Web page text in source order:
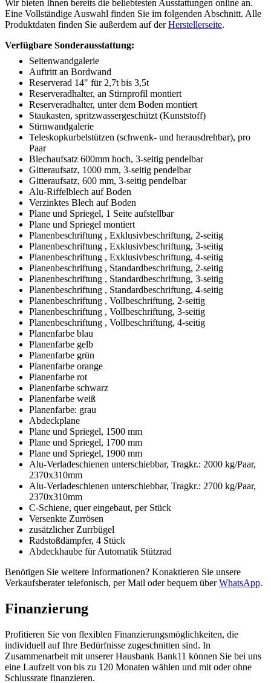
Wir bieten Ihnen bereits die beliebtesten Ausstattungen online an.
Eine Vollständige Auswahl finden Sie im folgenden Abschnitt. Alle
Produktdaten finden Sie außerdem auf derHerstellerseite.
Verfügbare Sonderausstattung:
Seitenwandgalerie
Auftritt an Bordwand
Reserverad 14" für 2,7t bis 3,5t
Reserveradhalter, an Stirnprofil montiert
Reserveradhalter, unter dem Boden montiert
Staukasten, spritzwassergeschützt (Kunststoff)
Stirnwandgalerie
Teleskopkurbelstützen (schwenk- und herausdrehbar), pro
Paar
Blechaufsatz 600mm hoch, 3-seitig pendelbar
Gitteraufsatz, 1000 mm, 3-seitig pendelbar
Gitteraufsatz, 600 mm, 3-seitig pendelbar
Alu-Riffelblech auf Boden
Verzinktes Blech auf Boden
Plane und Spriegel, 1 Seite aufstellbar
Plane und Spriegel montiert
Planenbeschriftung , Exklusivbeschriftung, 2-seitig
Planenbeschriftung , Exklusivbeschriftung, 3-seitig
Planenbeschriftung , Exklusivbeschriftung, 4-seitig
Planenbeschriftung , Standardbeschriftung, 2-seitig
Planenbeschriftung , Standardbeschriftung, 3-seitig
Planenbeschriftung , Standardbeschriftung, 4-seitig
Planenbeschriftung , Vollbeschriftung, 2-seitig
Planenbeschriftung , Vollbeschriftung, 3-seitig
Planenbeschriftung , Vollbeschriftung, 4-seitig
Planenfarbe blau
Planenfarbe gelb
Planenfarbe grün
Planenfarbe orange
Planenfarbe rot
Planenfarbe schwarz
Planenfarbe weiß
Planenfarbe: grau
Abdeckplane
Plane und Spriegel, 1500 mm
Plane und Spriegel, 1700 mm
Plane und Spriegel, 1900 mm
Alu-Verladeschienen unterschiebbar, Tragkr.: 2000 kg/Paar,
2370x310mm
Alu-Verladeschienen unterschiebbar, Tragkr.: 2700 kg/Paar,
2370x310mm
C-Schiene, quer eingebaut, per Stück
Versenkte Zurrösen
zusätzlicher Zurrbügel
Radstoßdämpfer, 4 Stück
Abdeckhaube für Automatik Stützrad
Benötigen Sie weitere Informationen? Konaktieren Sie unsere
Verkaufsberater telefonisch, per Mail oder bequem überWhatsApp.
Finanzierung
Profitieren Sie von flexiblen Finanzierungsmöglichkeiten, die
individuell auf Ihre Bedürfnisse zugeschnitten sind. In
Zusammenarbeit mit unserer Hausbank Bank11 können Sie bei uns
eine Laufzeit von bis zu 120 Monaten wählen und mit oder ohne
Schlussrate finanzieren.